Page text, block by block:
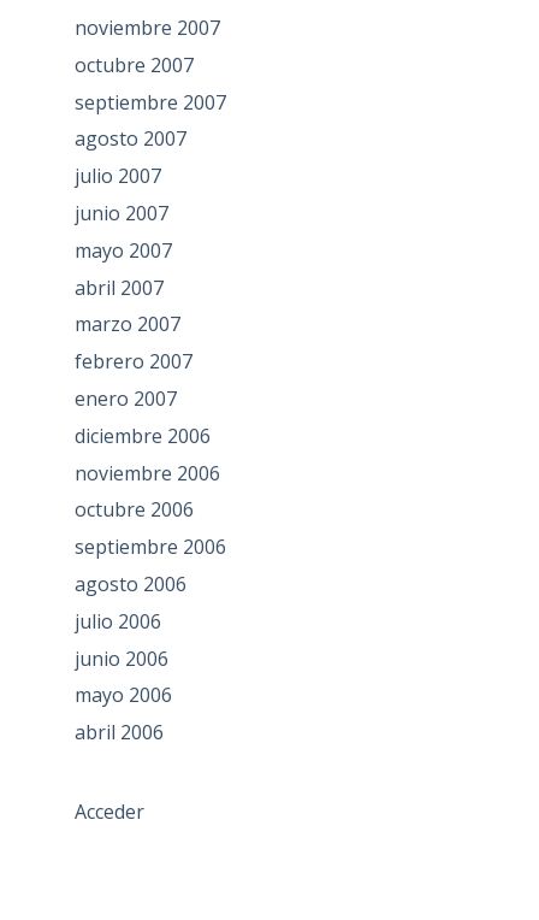
noviembre 2007
octubre 2007
septiembre 2007
agosto 2007
julio 2007
junio 2007
mayo 2007
abril 2007
marzo 2007
febrero 2007
enero 2007
diciembre 2006
noviembre 2006
octubre 2006
septiembre 2006
agosto 2006
julio 2006
junio 2006
mayo 2006
abril 2006
Acceder